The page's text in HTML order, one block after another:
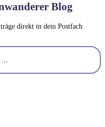
Blog
direkt in dein Postfach